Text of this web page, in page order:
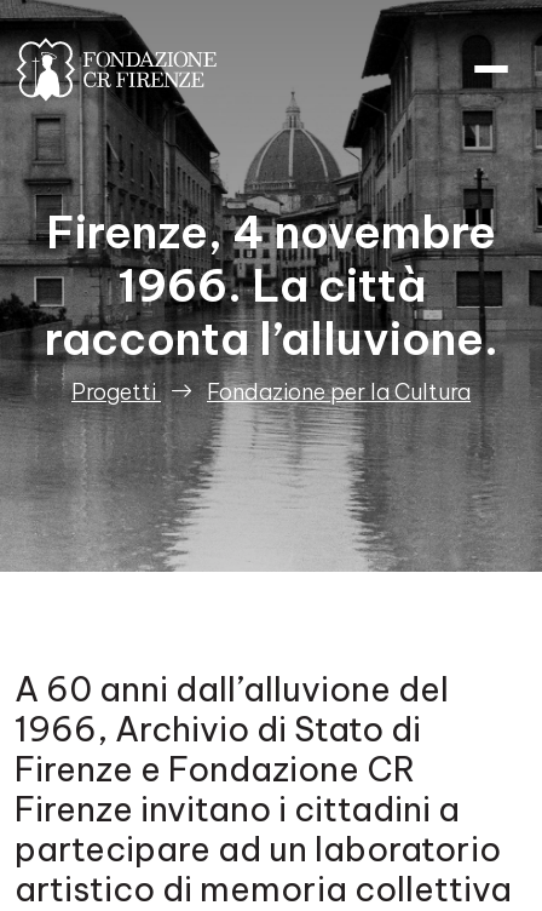
Firenze, 4 novembre
1966. La città
racconta l’alluvione.
Progetti Fondazione per la Cultura
A 60 anni dall’alluvione del
1966, Archivio di Stato di
Firenze e Fondazione CR
Firenze invitano i cittadini a
partecipare ad un laboratorio
artistico di memoria collettiva